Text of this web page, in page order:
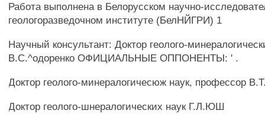
Работа выполнена в Белорусском научно-
геологоразведочном институте (БелНЙГРИ) 1
Научный консультант: Доктор геолого-
В.С.^одоренко ОФИЦИАЛЬНЫЕ ОППОНЕНТЫ: ' .
Доктор геолого-минералогичесюж наук, профессор
Доктор геолого-шнералогических наук Г.Л.ЮШ